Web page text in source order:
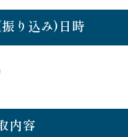
り込み)日時
内容